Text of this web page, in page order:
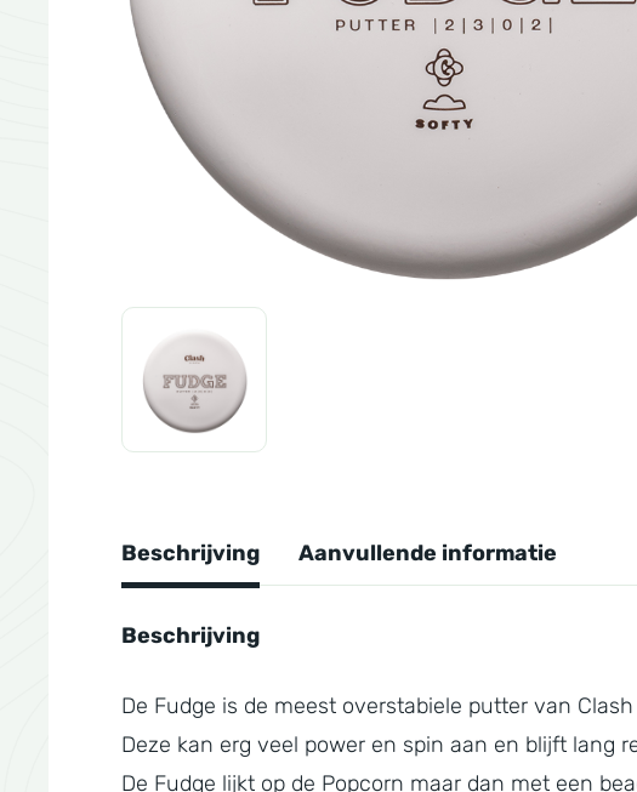
Beschrijving Aanvullende informatie
Beschrijving
De Fudge is de meest overstabiele putter van
Deze kan erg veel power en spin aan en blijft lang
De Fudge lijkt op de Popcorn maar dan met een